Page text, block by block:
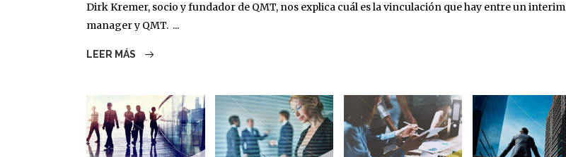
Dirk Kremer, socio y fundador de QMT, nos explica cuál es la vinculación que hay entre un interim
manager y QMT. ...
LEER MÁS